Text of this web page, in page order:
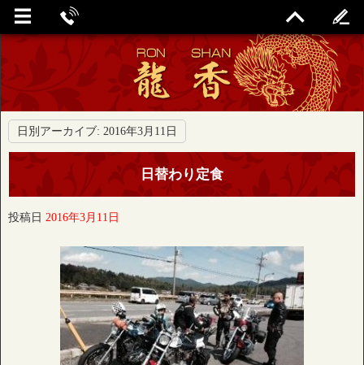
日別アーカイブ: 2016年3月11日
日替わり定食
投稿日 2016年3月11日